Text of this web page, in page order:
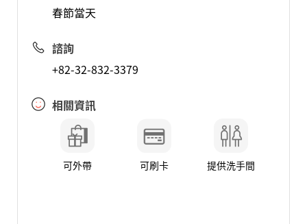
春節當天
諮詢
+82-32-832-3379
相關資訊
可外帶 可刷卡 提供洗手間